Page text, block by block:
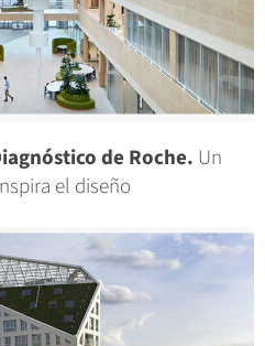
de Roche. Un
el diseño